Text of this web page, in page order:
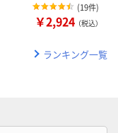
(19件)
￥2,924 （税込）
ランキング一覧